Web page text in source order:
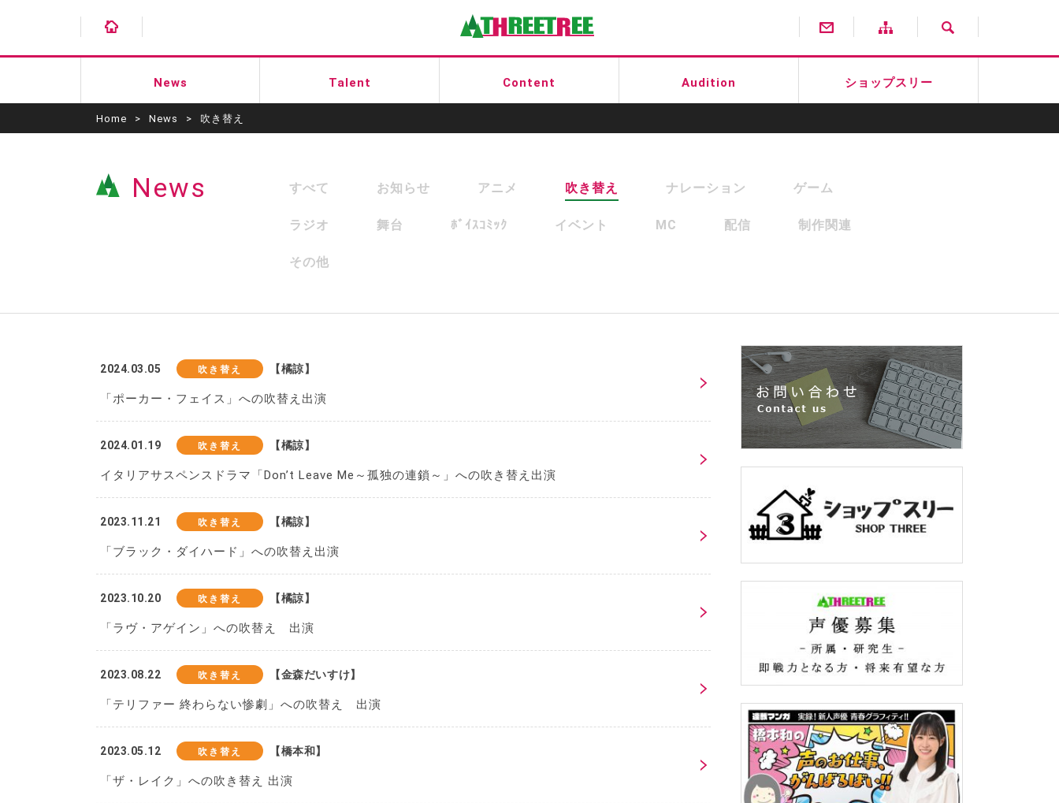
News Talent Content Audition ショップスリー
Home > News > 吹き替え
News すべて お知らせ アニメ 吹き替え ナレーション ゲーム
ラジオ 舞台 ﾎﾞｲｽｺﾐｯｸ イベント MC 配信 制作関連
その他
2024.03.05 吹き替え 【橘諒】
「ポーカー・フェイス」への吹替え出演
2024.01.19 吹き替え 【橘諒】
イタリアサスペンスドラマ「Don’t Leave Me～孤独の連鎖～」への吹き替え出演
2023.11.21 吹き替え 【橘諒】
「ブラック・ダイハード」への吹替え出演
2023.10.20 吹き替え 【橘諒】
「ラヴ・アゲイン」への吹替え 出演
2023.08.22 吹き替え 【金森だいすけ】
「テリファー 終わらない惨劇」への吹替え 出演
2023.05.12 吹き替え 【橋本和】
「ザ・レイク」への吹き替え 出演